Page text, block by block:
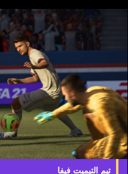
تیم التیمیت فیفا